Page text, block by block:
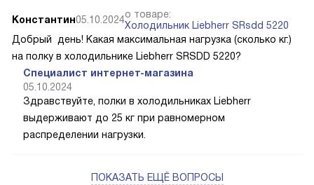
Константин05.10.2024о товаре:
Холодильник Liebherr SRsdd 5220
Добрый день! Какая максимальная нагрузка (сколько кг.)
на полку в холодильнике Liebherr SRSDD 5220?
Специалист интернет-магазина
05.10.2024
Здравствуйте, полки в холодильниках Liebherr
выдерживают до 25 кг при равномерном
распределении нагрузки.
ПОКАЗАТЬ ЕЩЁ ВОПРОСЫ